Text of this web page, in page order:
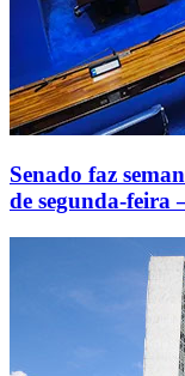
Senado faz
de segunda-feira